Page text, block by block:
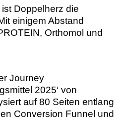
Doppelherz die
einigem Abstand
Orthomol und
Journey
2025‘ von
auf 80 Seiten entlang
Conversion Funnel und